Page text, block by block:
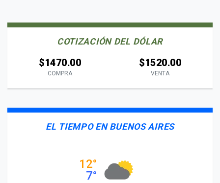
COTIZACIÓN DEL DÓLAR
$1470.00
COMPRA
$1520.00
VENTA
EL TIEMPO EN BUENOS AIRES